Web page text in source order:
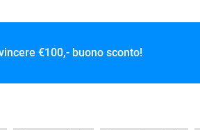
€100,- buono sconto!